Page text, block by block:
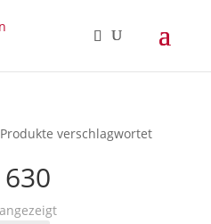
verschlagwortet